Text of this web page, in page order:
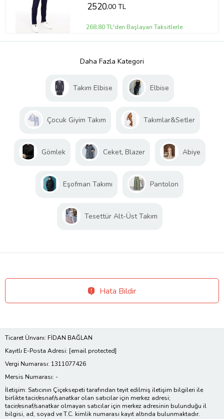
2520,00 TL
268,80 TL'den Başlayan Taksitlerle
Daha Fazla Kategori
Takım Elbise Elbise
Çocuk Giyim Takım Takımlar&Setler
Gömlek Ceket, Blazer Abiye
Eşofman Takımı Pantolon
Tesettür Alt-Üst Takım
Hata Bildir
Ticaret Ünvanı: FİDAN BAĞLAN
Kayıtlı E-Posta Adresi: [email protected]
Vergi Numarası: 1311077426
Mersis Numarası: -
İletişim: Satıcının Çiçeksepeti tarafından teyit edilmiş iletişim bilgileri ile
birlikte tacir/esnaf/sanatkar olan satıcılar için merkez adresi;
tacir/esnaf/sanatkar olmayan satıcılar için merkez adresinin bulunduğu il
bilgisi, ad, soyad ve T.C. kimlik numarası kayıt altında bulunmaktadır.